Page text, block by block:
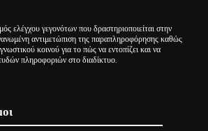
ελέγχου γεγονότων που δραστηριοποιείται στην
αντιμετώπιση της παραπληροφόρησης καθώς
κοινού για το πώς να εντοπίζει και να
πληροφοριών στο διαδίκτυο.